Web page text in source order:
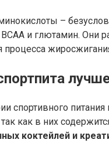
–
и глютамин. Они
спортивного
так как в них
коктейлей и